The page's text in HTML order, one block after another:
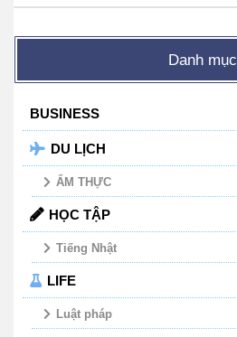
Danh mục
BUSINESS
DU LỊCH
ẨM THỰC
HỌC TẬP
Tiếng Nhật
LIFE
Luật pháp